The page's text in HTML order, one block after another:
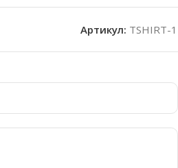
Артикул: TSHIRT-1